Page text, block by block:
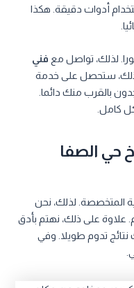
أدوات دقيقة. هكذا
لذلك، تواصل مع فني
ذلك، ستحصل على خدمة
بالقرب منك دائما.
كامل.
حي الصفا
المتخصصة. لذلك، نحن
علاوة على ذلك، نهتم بأدق
نتائج تدوم طويلا. وفي